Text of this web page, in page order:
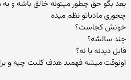
بعد بگو حق چطور میتونه خالق باشه و یه
چجوری مادیاتو نظم میده
خونش كجاست؟
چند سالشه؟
قابل دیدنه یا نه؟
اونوقت میشه فهمید هدف كلیت چیه و